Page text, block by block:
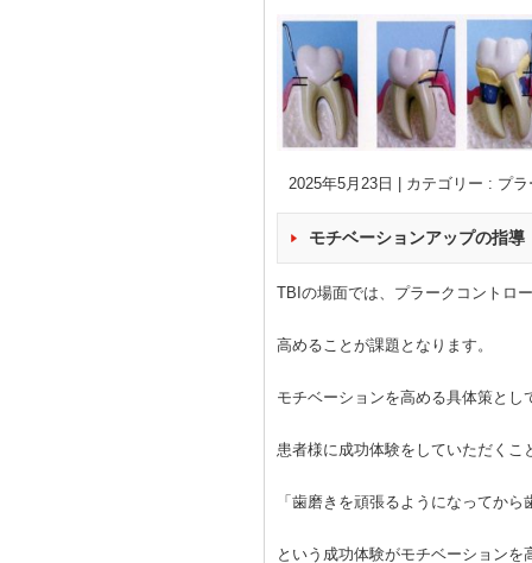
2025年5月23日 カテゴリー : プ
モチベーションアップの指導
TBIの場面では、プラークコントロ
高めることが課題となります。
モチベーションを高める具体策とし
患者様に成功体験をしていただく
「歯磨きを頑張るようになってか
という成功体験がモチベーションを